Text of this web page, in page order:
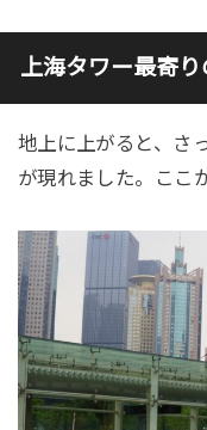
上海タワー最寄り
地上に上がると、さ
が現れました。ここ